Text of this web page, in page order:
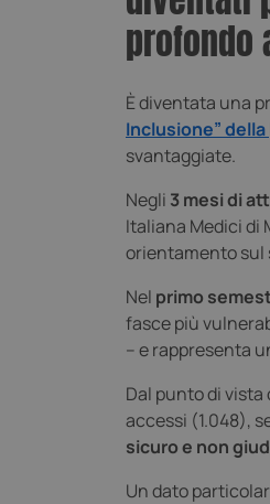
profondo
È diventata una
Inclusione” della
svantaggiate.
Negli 3 mesi di
Italiana Medici di
orientamento sul
Nel primo
fasce più
– e rappresenta
Dal punto di
accessi (1.048),
sicuro e non
Un dato